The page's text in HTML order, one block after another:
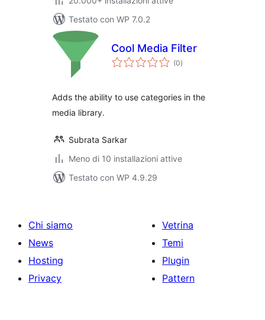
Testato con WP 7.0.2
Cool Media Filter
(0valutazioni
totali
)
Adds the ability to use categories in the
media library.
Subrata Sarkar
Meno di 10 installazioni attive
Testato con WP 4.9.29
Chi siamo
News
Hosting
Privacy
Vetrina
Temi
Plugin
Pattern